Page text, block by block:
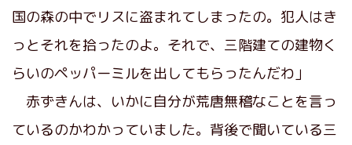
国の森の中でリスに盗まれてしまったの。犯人はき
っとそれを拾ったのよ。それで、三階建ての建物く
らいのペッパーミルを出してもらったんだわ」
赤ずきんは、いかに自分が荒唐無稽なことを言っ
ているのかわかっていました。背後で聞いている三